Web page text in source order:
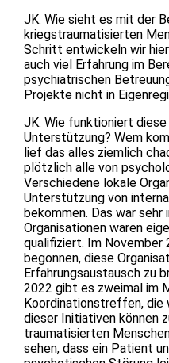
JK: Wie sieht es mit der
kriegstraumatisierten
Schritt entwickeln wir
auch viel Erfahrung im
psychiatrischen
Projekte nicht in
JK: Wie funktioniert
Unterstützung? Wem
lief das alles ziemlich
plötzlich alle von
Verschiedene lokale
Unterstützung von
bekommen. Das war sehr
Organisationen waren
qualifiziert. Im November
begonnen, diese
Erfahrungsaustausch zu
2022 gibt es zweimal im
Koordinationstreffen, die
dieser Initiativen können
traumatisierten
sehen, dass ein Patient